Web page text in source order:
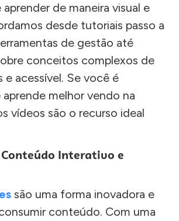
de maneira visual e
desde tutoriais passo a
de gestão até
conceitos complexos de
e acessível. Se você é
melhor vendo na
vídeos são o recurso ideal
Interativo e
são uma forma inovadora e
conteúdo. Com uma